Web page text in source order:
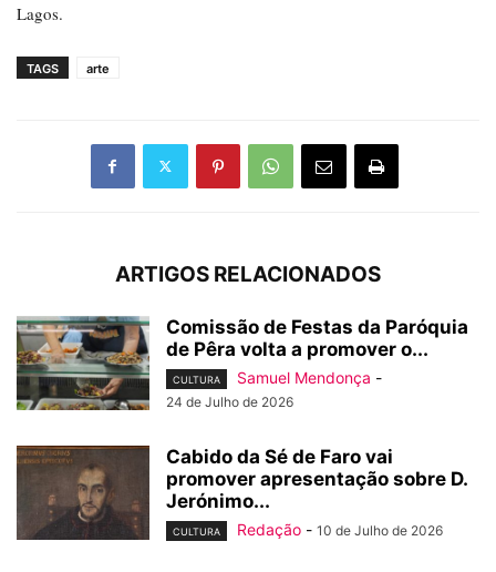
Lagos.
TAGS arte
ARTIGOS RELACIONADOS
Comissão de Festas da Paróquia
de Pêra volta a promover o...
CULTURA Samuel Mendonça -
24 de Julho de 2026
Cabido da Sé de Faro vai
promover apresentação sobre D.
Jerónimo...
CULTURA Redação - 10 de Julho de 2026